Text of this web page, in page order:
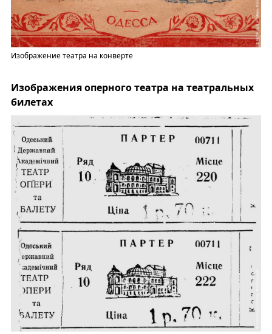
Изображение театра на конверте
Изображения оперного театра на театральных
билетах